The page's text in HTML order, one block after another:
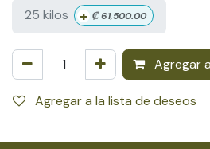
25 kilos + ₡61,500.00
Agregar
Agregar a la lista de deseos